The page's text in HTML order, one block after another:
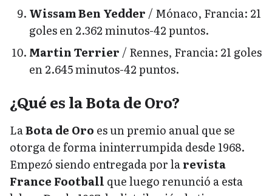
Wissam Ben Yedder / Mónaco, Francia: 21
goles en 2.362 minutos-42 puntos.
Martin Terrier / Rennes, Francia: 21 goles
en 2.645 minutos-42 puntos.
¿Qué es la Bota de Oro?
LaBota de Oro es un premio anual que se
otorga de forma ininterrumpida desde 1968.
Empezó siendo entregada por larevista
France Football que luego renunció a esta